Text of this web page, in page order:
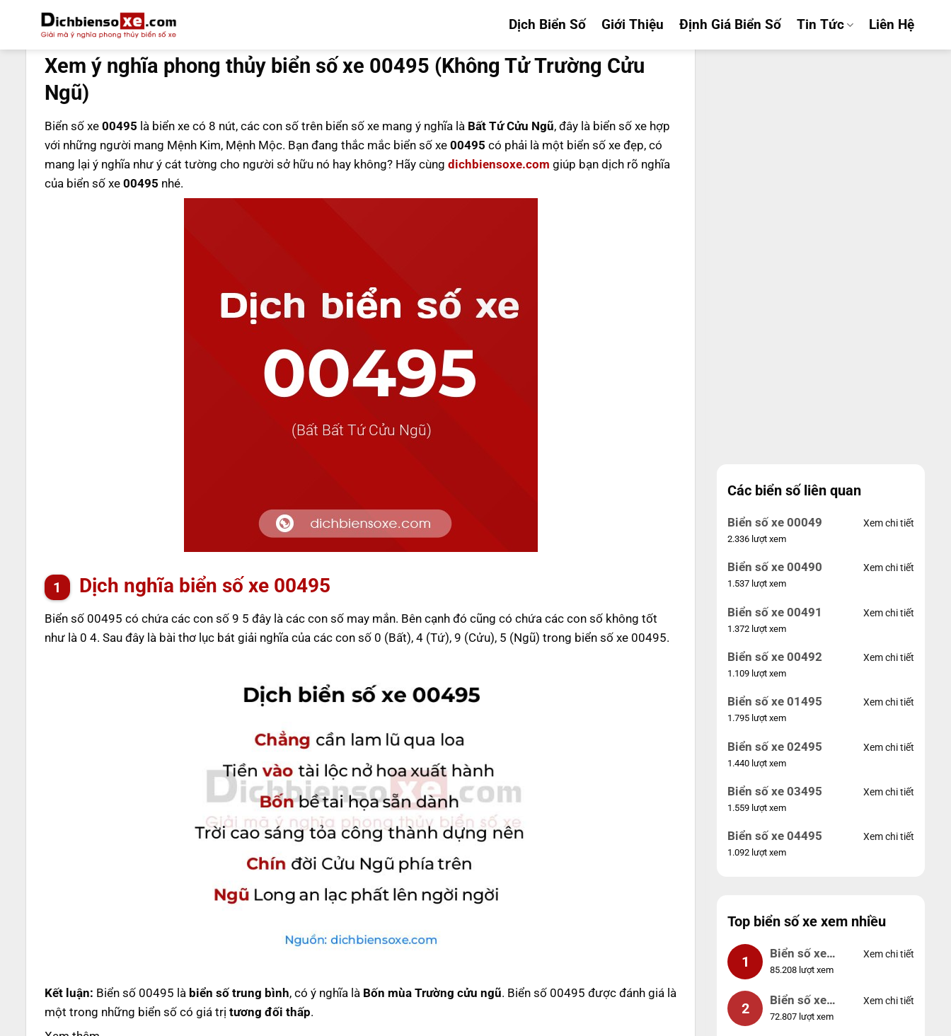
nội
Dịch Biển Số Giới Thiệu Định Giá Biển Số Tin Tức Liên Hệ
Xem ý nghĩa phong thủy biển số xe 00495 (Không Tử Trường Cửu
Ngũ)
Biển số xe 00495 là biển xe có 8 nút, các con số trên biển số xe mang ý nghĩa là Bất Tứ Cửu Ngũ, đây là biển số xe hợp
với những người mang Mệnh Kim, Mệnh Mộc. Bạn đang thắc mắc biển số xe 00495 có phải là một biển số xe đẹp, có
mang lại ý nghĩa như ý cát tường cho người sở hữu nó hay không? Hãy cùng dichbiensoxe.com giúp bạn dịch rõ nghĩa
của biển số xe 00495 nhé.
Dịch nghĩa biển số xe 00495
Biển số 00495 có chứa các con số 9 5 đây là các con số may mắn. Bên cạnh đó cũng có chứa các con số không tốt
như là 0 4. Sau đây là bài thơ lục bát giải nghĩa của các con số 0 (Bất), 4 (Tứ), 9 (Cửu), 5 (Ngũ) trong biển số xe 00495.
Kết luận: Biển số 00495 là biển số trung bình, có ý nghĩa là Bốn mùa Trường cửu ngũ. Biển số 00495 được đánh giá là
một trong những biển số có giá trị tương đối thấp.
Các biển số liên quan
Biển số xe 00049
2.336 lượt xem
Xem chi tiết
Biển số xe 00490
1.537 lượt xem
Xem chi tiết
Biển số xe 00491
1.372 lượt xem
Xem chi tiết
Biển số xe 00492
1.109 lượt xem
Xem chi tiết
Biển số xe 01495
1.795 lượt xem
Xem chi tiết
Biển số xe 02495
1.440 lượt xem
Xem chi tiết
Biển số xe 03495
1.559 lượt xem
Xem chi tiết
Biển số xe 04495
1.092 lượt xem
Xem chi tiết
Top biển số xe xem nhiều
1
Biển số xe
99999
85.208 lượt xem
Xem chi tiết
2
Biển số xe
04953
72.807 lượt xem
Xem chi tiết